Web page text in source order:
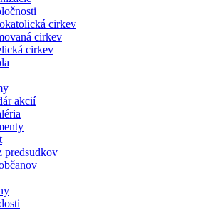
cirkev
cirkev
cirkev
akcií
predsudkov